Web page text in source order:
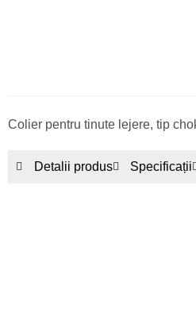
Colier pentru tinute lejere, tip
Detalii produs Specificații